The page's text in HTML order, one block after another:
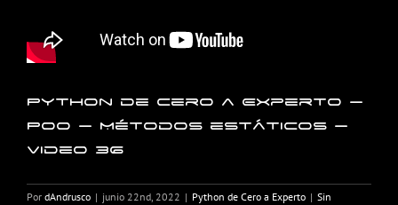
Python de Cero a Experto –
POO – Métodos estáticos –
Video 36
Por dAndrusco | junio 22nd, 2022 | Python de Cero a Experto | Sin